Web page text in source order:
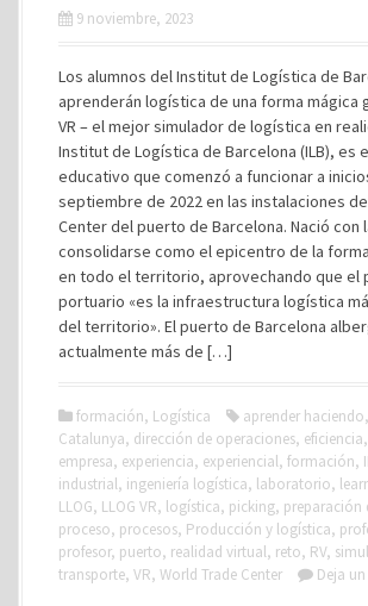
9 noviembre, 2023
Los alumnos del Institut de Logística de
aprenderán logística de una forma mágica
VR – el mejor simulador de logística en
Institut de Logística de Barcelona (ILB), es
educativo que comenzó a funcionar a
septiembre de 2022 en las instalaciones
Center del puerto de Barcelona. Nació con
consolidarse como el epicentro de la
en todo el territorio, aprovechando que el
portuario «es la infraestructura logística
del territorio». El puerto de Barcelona
actualmente más de […]
formación, Logística aprender haciendo,
Catalunya, dirección de operaciones, eficiencia,
empresa, experiencia, experiencial, formación,
industrial, ingeniería logística, laboratorio,
LLOG, LLOG VR, logística, picking, preparación
proceso, procesos, Producción y logística,
profesor, puerto, realidad virtual, reto, RV,
transporte, VR, World Trade Center Deja